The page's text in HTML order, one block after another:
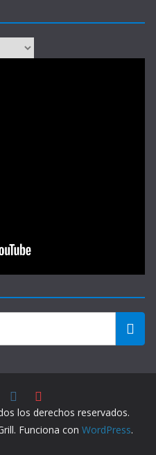
los derechos reservados.
Funciona con WordPress.